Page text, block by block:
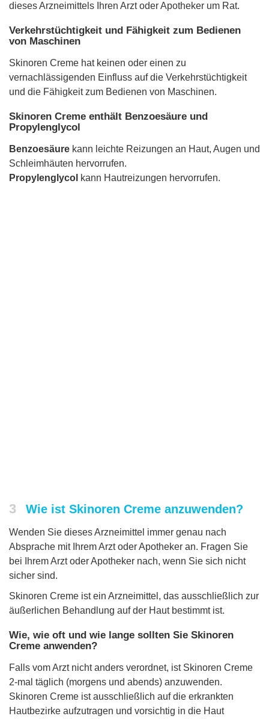
dieses Arzneimittels Ihren Arzt oder Apotheker um Rat.
Verkehrstüchtigkeit und Fähigkeit zum Bedienen
von Maschinen
Skinoren Creme hat keinen oder einen zu
vernachlässigenden Einfluss auf die Verkehrstüchtigkeit
und die Fähigkeit zum Bedienen von Maschinen.
Skinoren Creme enthält Benzoesäure und
Propylenglycol
Benzoesäure kann leichte Reizungen an Haut, Augen und
Schleimhäuten hervorrufen.
Propylenglycol kann Hautreizungen hervorrufen.
3 Wie ist Skinoren Creme anzuwenden?
Wenden Sie dieses Arzneimittel immer genau nach
Absprache mit Ihrem Arzt oder Apotheker an. Fragen Sie
bei Ihrem Arzt oder Apotheker nach, wenn Sie sich nicht
sicher sind.
Skinoren Creme ist ein Arzneimittel, das ausschließlich zur
äußerlichen Behandlung auf der Haut bestimmt ist.
Wie, wie oft und wie lange sollten Sie Skinoren
Creme anwenden?
Falls vom Arzt nicht anders verordnet, ist Skinoren Creme
2-mal täglich (morgens und abends) anzuwenden.
Skinoren Creme ist ausschließlich auf die erkrankten
Hautbezirke aufzutragen und vorsichtig in die Haut